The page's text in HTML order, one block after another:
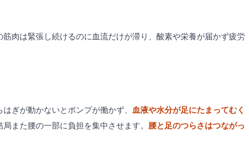
肉は緊張し続けるのに血流だけが滞り、酸素や栄養が届かず疲労
ぎが動かないとポンプが働かず、
血液や水分が足にたまってむく
また腰の一部に負担を集中させます。 腰と足のつらさはつながっ